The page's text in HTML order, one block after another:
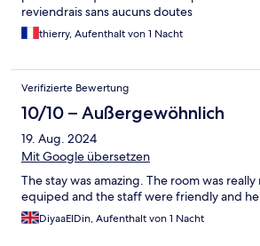
reviendrais sans aucuns doutes
thierry, Aufenthalt von 1 Nacht
Verifizierte Bewertung
10/10 – Außergewöhnlich
19. Aug. 2024
Mit Google übersetzen
The stay was amazing. The room was
equiped and the staff were friendly and
DiyaaElDin, Aufenthalt von 1 Nacht